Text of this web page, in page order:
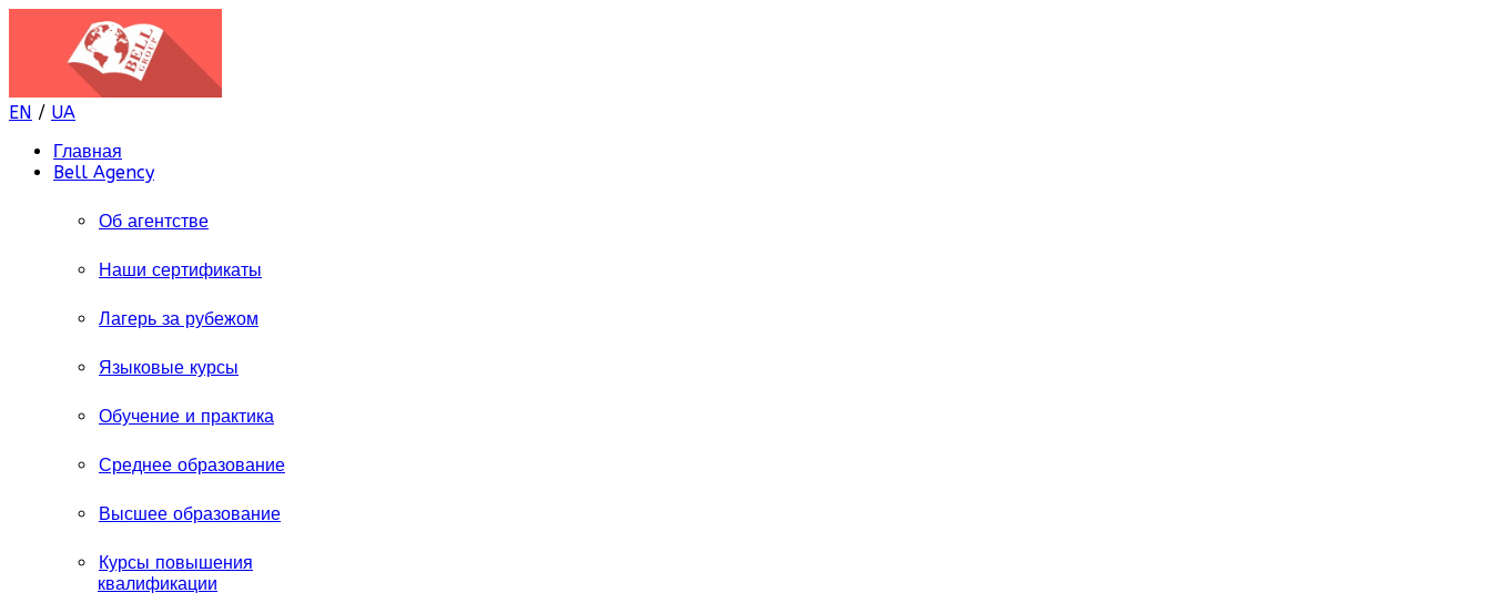
EN / UA
Главная
Bell Agency
Об агентстве
Наши сертификаты
Лагерь за рубежом
Языковые курсы
Обучение и практика
Среднее образование
Высшее образование
Курсы повышения
квалификации